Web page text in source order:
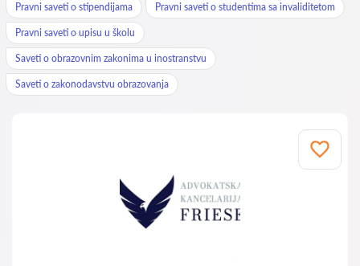
Pravni saveti o stipendijama Pravni saveti o studentima sa invaliditetom
Pravni saveti o upisu u školu
Saveti o obrazovnim zakonima u inostranstvu
Saveti o zakonodavstvu obrazovanja